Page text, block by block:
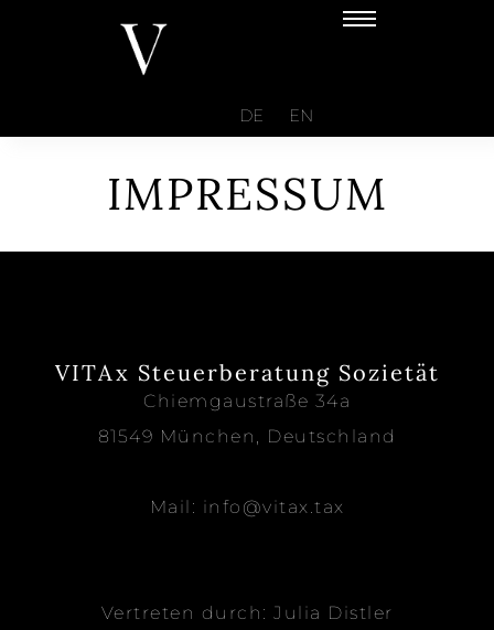
DE EN
IMPRESSUM
VITAx Steuerberatung Sozietät
Chiemgaustraße 34a
81549 München, Deutschland
Mail: info@vitax.tax
Vertreten durch: Julia Distler